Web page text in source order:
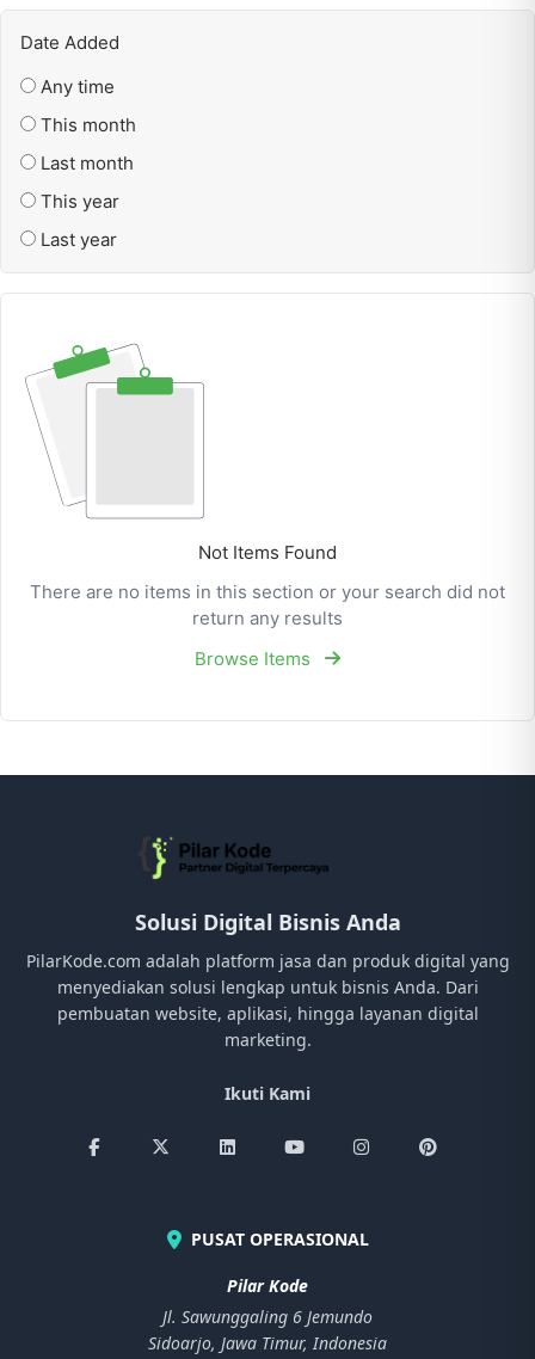
Date Added
Any time
This month
Last month
This year
Last year
Not Items Found
There are no items in this section or your search did not
return any results
Browse Items
Solusi Digital Bisnis Anda
PilarKode.com adalah platform jasa dan produk digital yang
menyediakan solusi lengkap untuk bisnis Anda. Dari
pembuatan website, aplikasi, hingga layanan digital
marketing.
Ikuti Kami
PUSAT OPERASIONAL
Pilar Kode
Jl. Sawunggaling 6 Jemundo
Sidoarjo, Jawa Timur, Indonesia